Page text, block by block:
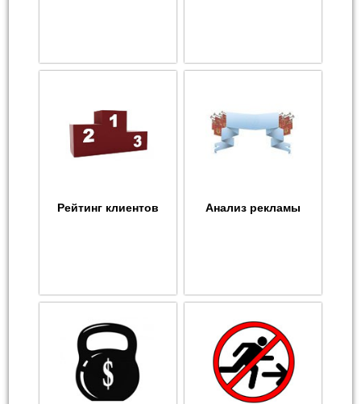
Рейтинг клиентов Анализ рекламы